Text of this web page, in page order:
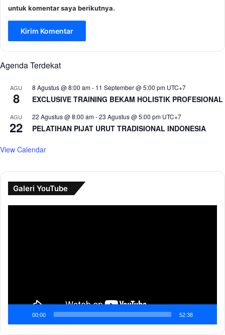
untuk komentar saya berikutnya.
Agenda Terdekat
AGU
8
8 Agustus @ 8:00 am- 11 September @ 5:00 pm UTC+7
EXCLUSIVE TRAINING BEKAM HOLISTIK PROFESIONAL
AGU
22
22 Agustus @ 8:00 am-23 Agustus @ 5:00 pm UTC+7
PELATIHAN PIJAT URUT TRADISIONAL INDONESIA
View Calendar
Galeri YouTube
00:00 52:38